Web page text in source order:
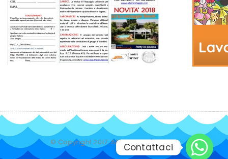
© Copyright 2017. All Rights Reserved.
Contattaci